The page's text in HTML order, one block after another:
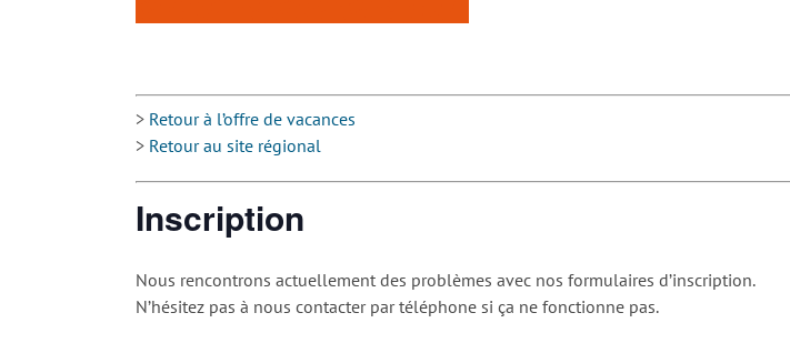
> Retour à l’offre de vacances
> Retour au site régional
Inscription
Nous rencontrons actuellement des problèmes avec nos formulaires d’inscription.
N’hésitez pas à nous contacter par téléphone si ça ne fonctionne pas.